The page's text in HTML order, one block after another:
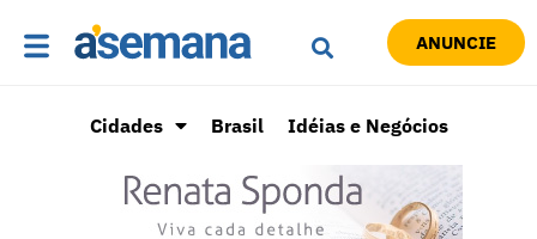
ANUNCIE
Cidades Brasil Idéias e Negócios